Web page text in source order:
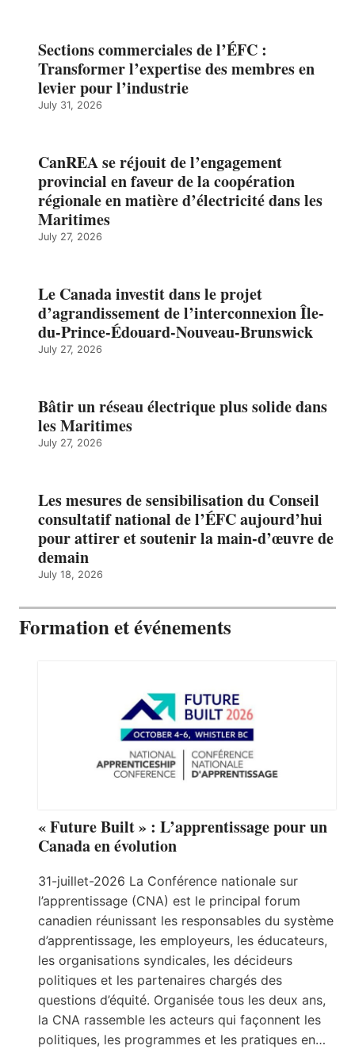
Sections commerciales de l’ÉFC :
Transformer l’expertise des membres en
levier pour l’industrie
July 31, 2026
CanREA se réjouit de l’engagement
provincial en faveur de la coopération
régionale en matière d’électricité dans les
Maritimes
July 27, 2026
Le Canada investit dans le projet
d’agrandissement de l’interconnexion Île-
du-Prince-Édouard-Nouveau-Brunswick
July 27, 2026
Bâtir un réseau électrique plus solide dans
les Maritimes
July 27, 2026
Les mesures de sensibilisation du Conseil
consultatif national de l’ÉFC aujourd’hui
pour attirer et soutenir la main-d’œuvre de
demain
July 18, 2026
Formation et événements
« Future Built » : L’apprentissage pour un
Canada en évolution
31-juillet-2026 La Conférence nationale sur
l’apprentissage (CNA) est le principal forum
canadien réunissant les responsables du système
d’apprentissage, les employeurs, les éducateurs,
les organisations syndicales, les décideurs
politiques et les partenaires chargés des
questions d’équité. Organisée tous les deux ans,
la CNA rassemble les acteurs qui façonnent les
politiques, les programmes et les pratiques en…